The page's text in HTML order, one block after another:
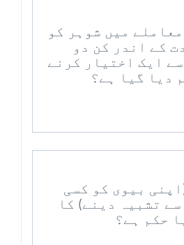
معاملے میں شوہر کو
کے اندر کن دو
ایک اختیار کرنے
دیا گیا ہے؟
(اپنی بیوی کو کسی
تشبیہ دینے) کا
حکم ہے؟